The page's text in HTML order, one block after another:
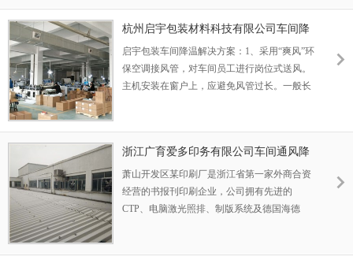
主机机型匹配，按实际出风口数量设计合适的
送风管道。
杭州启宇包装材料科技有限公司车间降
温工程案例
启宇包装车间降温解决方案：1、采用“爽风”环
保空调接风管，对车间员工进行岗位式送风。
主机安装在窗户上，应避免风管过长。一般长
浙江广育爱多印务有限公司车间通风降
温解决方案
萧山开发区某印刷厂是浙江省第一家外商合资
经营的书报刊印刷企业，公司拥有先进的
CTP、电脑激光照排、制版系统及德国海德